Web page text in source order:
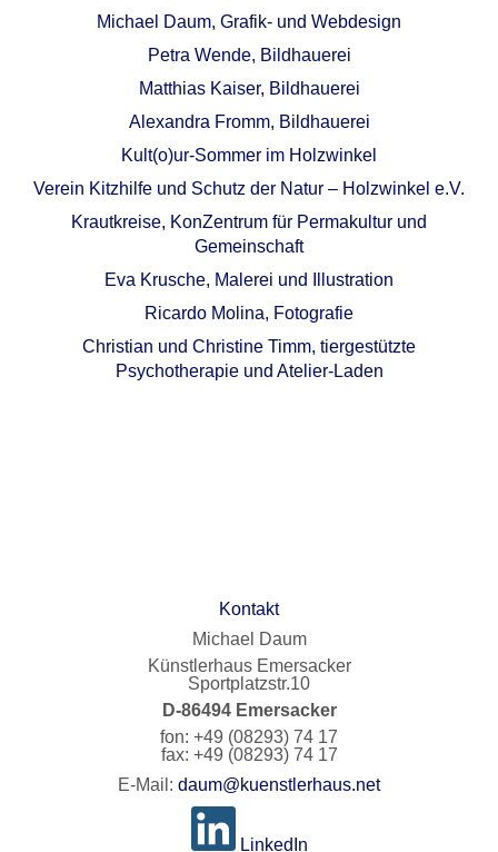
Michael Daum, Grafik- und Webdesign
Petra Wende, Bildhauerei
Matthias Kaiser, Bildhauerei
Alexandra Fromm, Bildhauerei
Kult(o)ur-Sommer im Holzwinkel
Verein Kitzhilfe und Schutz der Natur – Holzwinkel e.V.
Krautkreise, KonZentrum für Permakultur und
Gemeinschaft
Eva Krusche, Malerei und Illustration
Ricardo Molina, Fotografie
Christian und Christine Timm, tiergestützte
Psychotherapie und Atelier-Laden
Kontakt
Michael Daum
Künstlerhaus Emersacker
Sportplatzstr.10
D-86494 Emersacker
fon: +49 (08293) 74 17
fax: +49 (08293) 74 17
E-Mail: daum@kuenstlerhaus.net
LinkedIn